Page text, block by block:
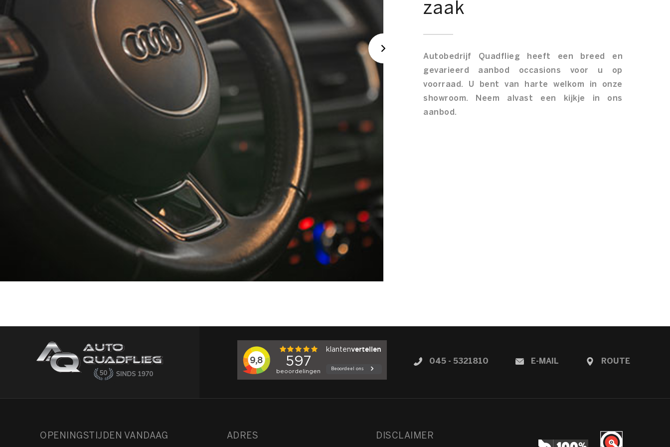
zaak
Autobedrijf Quadflieg heeft een breed en
gevarieerd aanbod occasions voor u op
voorraad. U bent van harte welkom in onze
showroom. Neem alvast een kijkje in ons
aanbod.
045 - 5321810 E-MAIL ROUTE
OPENINGSTIJDEN VANDAAG ADRES DISCLAIMER